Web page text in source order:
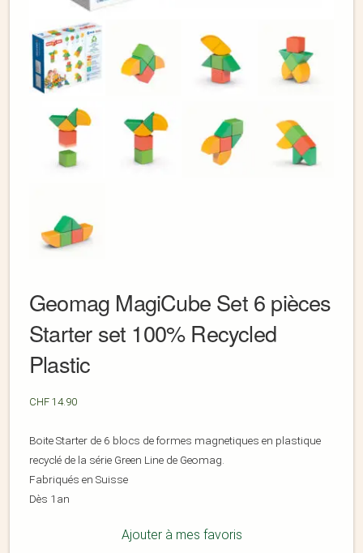
Geomag MagiCube Set 6 pièces
Starter set 100% Recycled
Plastic
CHF 14.90
Boite Starter de 6 blocs de formes magnetiques en plastique
recyclé de la série Green Line de Geomag.
Fabriqués en Suisse
Dès 1an
Ajouter à mes favoris